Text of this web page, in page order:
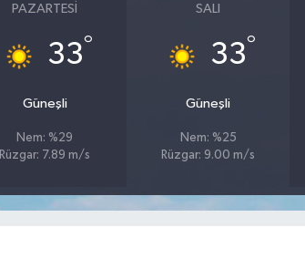
PAZARTESI
33°
Güneşli
Nem: %29
Rüzgar: 7.89 m/s
SALI
33°
Güneşli
Nem: %25
Rüzgar: 9.00 m/s